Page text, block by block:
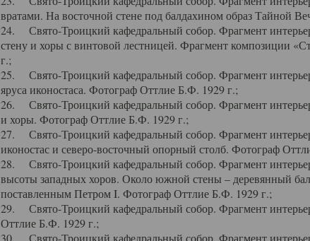
вратами. На восточной стене под балдахином образ Тайной
24. Свято-Троицкий кафедральный собор. Фрагмент
стену и хоры с винтовой лестницей. Фрагмент композиции
г.;
25. Свято-Троицкий кафедральный собор. Фрагмент
яруса иконостаса. Фотограф Оттлие Б.Ф. 1929 г.;
26. Свято-Троицкий кафедральный собор. Фрагмент
и хоры. Фотограф Оттлие Б.Ф. 1929 г.;
27. Свято-Троицкий кафедральный собор. Фрагмент
иконостас и северо-восточный опорный столб. Фотограф
28. Свято-Троицкий кафедральный собор. Фрагмент
высоты западных хоров. Около южной стены – деревянный
поставленным Петром I. Фотограф Оттлие Б.Ф. 1929 г.;
29. Свято-Троицкий кафедральный собор. Фрагмент
Оттлие Б.Ф. 1929 г.;
30. Свято-Троицкий кафедральный собор. Фрагмент